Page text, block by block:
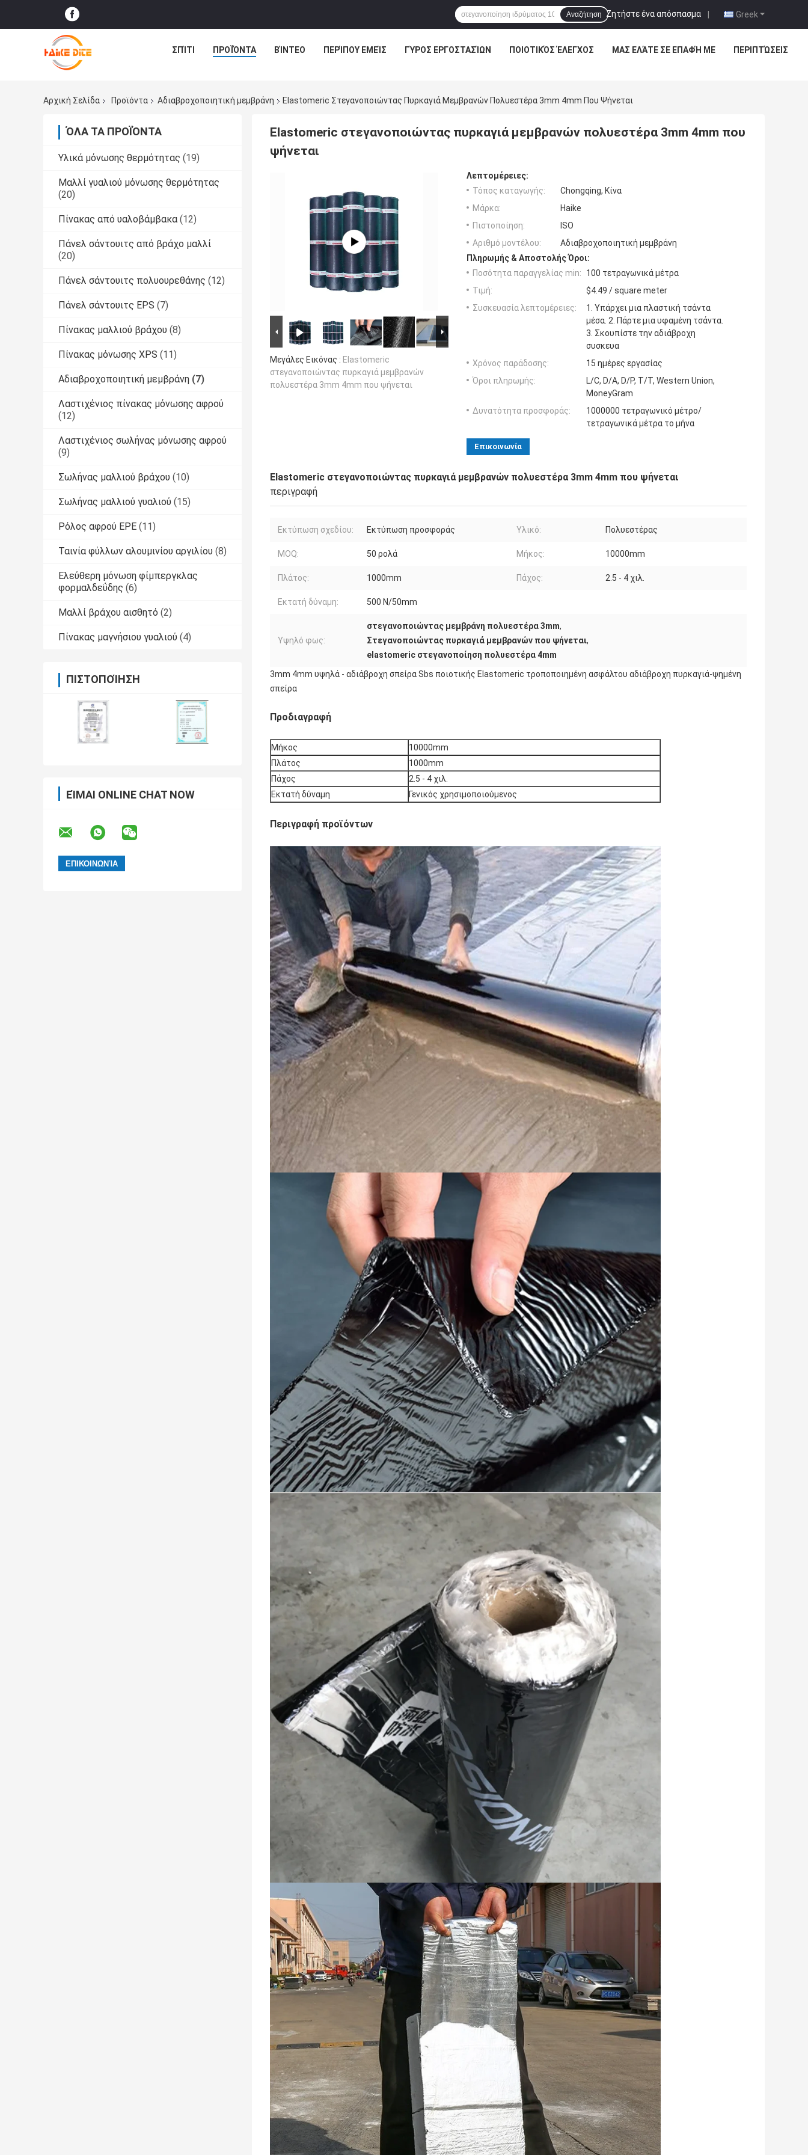
Αφήστε ένα μήνυμα
We bellen je snel terug!
ΥΠΟΒΟΛΉ
Greek
Ζητήστε ένα απόσπασμα |
Αναζήτηση
ΣΠΊΤΙ ΠΡΟΪΌΝΤΑ ΒΊΝΤΕΟ ΠΕΡΊΠΟΥ ΕΜΕΊΣ ΓΎΡΟΣ ΕΡΓΟΣΤΑΣΊΩΝ ΠΟΙΟΤΙΚΌΣ ΈΛΕΓΧΟΣ ΜΑΣ ΕΛΆΤΕ ΣΕ ΕΠΑΦΉ ΜΕ ΠΕΡΙΠΤΏΣΕΙΣ
Αρχική Σελίδα Προϊόντα Αδιαβροχοποιητική μεμβράνη Elastomeric Στεγανοποιώντας Πυρκαγιά Μεμβρανών Πολυεστέρα 3mm 4mm Που Ψήνεται
ΌΛΑ ΤΑ ΠΡΟΪΌΝΤΑ
Υλικά μόνωσης θερμότητας (19)
Μαλλί γυαλιού μόνωσης θερμότητας
(20)
Πίνακας από υαλοβάμβακα (12)
Πάνελ σάντουιτς από βράχο μαλλί
(20)
Πάνελ σάντουιτς πολυουρεθάνης (12)
Πάνελ σάντουιτς EPS (7)
Πίνακας μαλλιού βράχου (8)
Πίνακας μόνωσης XPS (11)
Αδιαβροχοποιητική μεμβράνη (7)
Λαστιχένιος πίνακας μόνωσης αφρού
(12)
Λαστιχένιος σωλήνας μόνωσης αφρού
(9)
Σωλήνας μαλλιού βράχου (10)
Σωλήνας μαλλιού γυαλιού (15)
Ρόλος αφρού EPE (11)
Ταινία φύλλων αλουμινίου αργιλίου (8)
Ελεύθερη μόνωση φίμπεργκλας
φορμαλδεΰδης (6)
Μαλλί βράχου αισθητό (2)
Πίνακας μαγνήσιου γυαλιού (4)
ΠΙΣΤΟΠΟΊΗΣΗ
ΕΊΜΑΙ ONLINE CHAT NOW
Elastomeric στεγανοποιώντας πυρκαγιά μεμβρανών πολυεστέρα 3mm 4mm που
ψήνεται
Μεγάλες Εικόνας : Elastomeric
στεγανοποιώντας πυρκαγιά μεμβρανών
πολυεστέρα 3mm 4mm που ψήνεται
Λεπτομέρειες:
Τόπος καταγωγής:
Chongqing, Κίνα
Μάρκα:
Haike
Πιστοποίηση:
ISO
Αριθμό μοντέλου:
Αδιαβροχοποιητική μεμβράνη
Πληρωμής & Αποστολής Όροι:
Ποσότητα παραγγελίας min:
100 τετραγωνικά μέτρα
Τιμή:
$4.49 / square meter
Συσκευασία λεπτομέρειες:
1. Υπάρχει μια πλαστική τσάντα
μέσα. 2. Πάρτε μια υφαμένη τσάντα.
3. Σκουπίστε την αδιάβροχη
συσκευα
Χρόνος παράδοσης:
15 ημέρες εργασίας
Όροι πληρωμής:
L/C, D/A, D/P, T/T, Western Union,
MoneyGram
Δυνατότητα προσφοράς:
1000000 τετραγωνικό μέτρο/
τετραγωνικά μέτρα το μήνα
Επικοινωνία
Elastomeric στεγανοποιώντας πυρκαγιά μεμβρανών πολυεστέρα 3mm 4mm που ψήνεται
περιγραφή
Εκτύπωση σχεδίου: Εκτύπωση προσφοράς Υλικό: Πολυεστέρας
MOQ: 50 ρολά Μήκος: 10000mm
Πλάτος: 1000mm Πάχος: 2.5 - 4 χιλ.
Εκτατή δύναμη: 500 N/50mm
Υψηλό φως:
στεγανοποιώντας μεμβράνη πολυεστέρα 3mm,
Στεγανοποιώντας πυρκαγιά μεμβρανών που ψήνεται,
elastomeric στεγανοποίηση πολυεστέρα 4mm
3mm 4mm υψηλά - αδιάβροχη σπείρα Sbs ποιοτικής Elastomeric τροποποιημένη ασφάλτου αδιάβροχη πυρκαγιά-ψημένη
σπείρα
Προδιαγραφή
Μήκος
10000mm
Πλάτος
1000mm
Πάχος
2.5 - 4 χιλ.
Εκτατή δύναμη
Γενικός χρησιμοποιούμενος
Περιγραφή προϊόντων